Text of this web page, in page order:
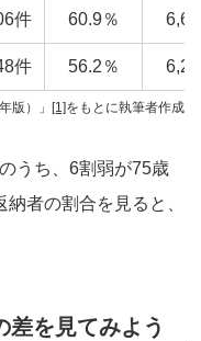
件 60.9％
件 56.2％
版）」 [1]をもとに執筆者作成
うち、6割弱が75歳
者の割合を見ると、
差を見てみよう